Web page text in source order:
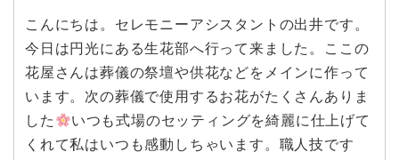
こんにちは。セレモニーアシスタントの出井です。
今日は円光にある生花部へ行って来ました。ここの
花屋さんは葬儀の祭壇や供花などをメインに作って
います。次の葬儀で使用するお花がたくさんありま
した
いつも式場のセッティングを綺麗に仕上げて
くれて私はいつも感動しちゃいます。職人技です